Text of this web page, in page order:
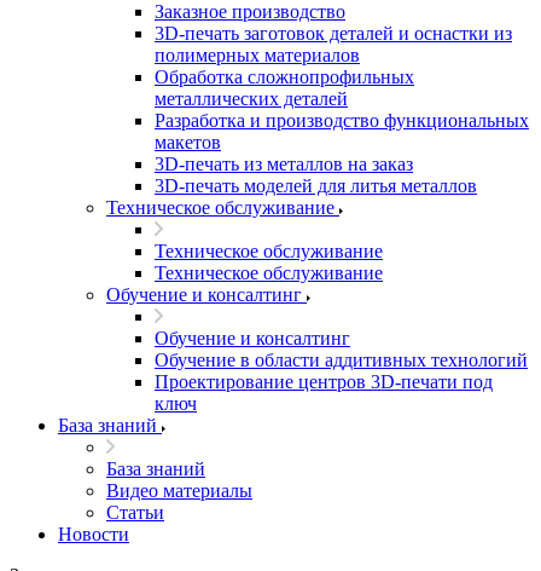
Заказное производство
3D-печать заготовок деталей и оснастки из
полимерных материалов
Обработка сложнопрофильных
металлических деталей
Разработка и производство функциональных
макетов
3D-печать из металлов на заказ
3D-печать моделей для литья металлов
Техническое обслуживание
Техническое обслуживание
Техническое обслуживание
Обучение и консалтинг
Обучение и консалтинг
Обучение в области аддитивных технологий
Проектирование центров 3D-печати под
ключ
База знаний
База знаний
Видео материалы
Статьи
Новости